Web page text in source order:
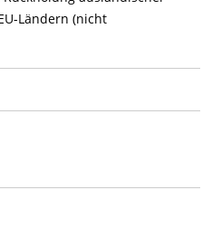
Ländern (nicht